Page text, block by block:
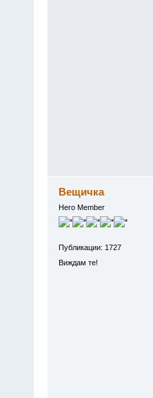
Вещичка
Hero Member
Публикации: 1727
Виждам те!